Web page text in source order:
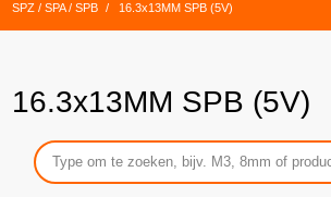
SPZ / SPA / SPB
/ 16.3x13MM SPB (5V)
16.3x13MM SPB (5V)